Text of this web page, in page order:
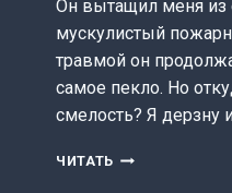
Он вытащил меня
мускулистый
травмой он
самое пекло. Но
смелость? Я дерзну
ЧИТАТЬ ПОЖАР